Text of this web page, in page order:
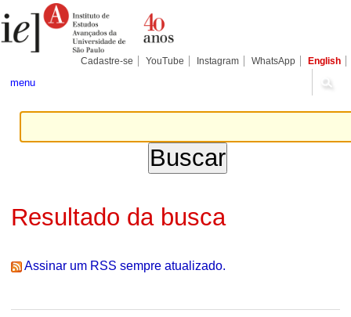
para
conteúdo.
Pessoais
Cadastre-se YouTube Instagram WhatsApp English
menu
Resultado da busca
Assinar um RSS sempre atualizado.